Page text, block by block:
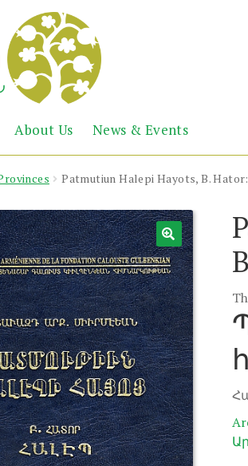
Abril
Books
the
Armenian
Heritage
About Us News & Events
Patmutiun Halepi Hayots, B.